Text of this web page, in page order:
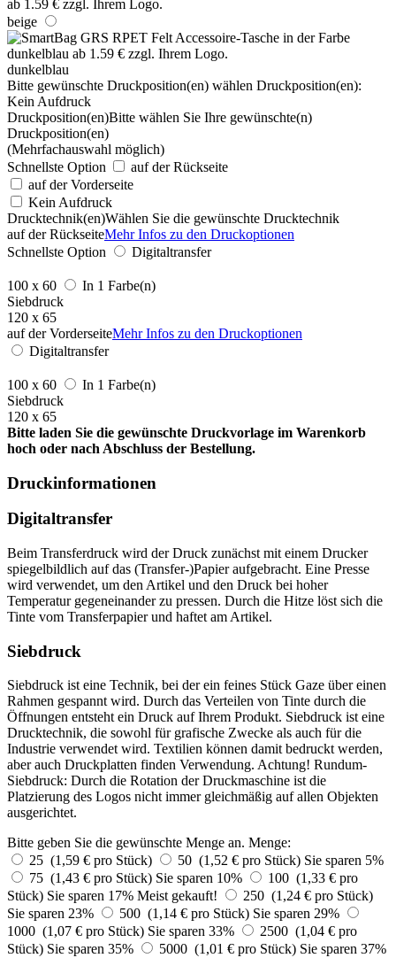
beige
dunkelblau
Bitte gewünschte Druckposition(en) wählen Druckposition(en):
Kein Aufdruck
Druckposition(en)Bitte wählen Sie Ihre gewünschte(n)
Druckposition(en)
(Mehrfachauswahl möglich)
Schnellste Option
auf der Rückseite
auf der Vorderseite
Kein Aufdruck
Drucktechnik(en)Wählen Sie die gewünschte Drucktechnik
auf der RückseiteMehr Infos zu den Druckoptionen
Schnellste Option
Digitaltransfer
100 x 60
In 1 Farbe(n)
Siebdruck
120 x 65
auf der VorderseiteMehr Infos zu den Druckoptionen
Digitaltransfer
100 x 60
In 1 Farbe(n)
Siebdruck
120 x 65
Bitte laden Sie die gewünschte Druckvorlage im Warenkorb
hoch oder nach Abschluss der Bestellung.
Druckinformationen
Digitaltransfer
Beim Transferdruck wird der Druck zunächst mit einem Drucker
spiegelbildlich auf das (Transfer-)Papier aufgebracht. Eine Presse
wird verwendet, um den Artikel und den Druck bei hoher
Temperatur gegeneinander zu pressen. Durch die Hitze löst sich die
Tinte vom Transferpapier und haftet am Artikel.
Siebdruck
Siebdruck ist eine Technik, bei der ein feines Stück Gaze über einen
Rahmen gespannt wird. Durch das Verteilen von Tinte durch die
Öffnungen entsteht ein Druck auf Ihrem Produkt. Siebdruck ist eine
Drucktechnik, die sowohl für grafische Zwecke als auch für die
Industrie verwendet wird. Textilien können damit bedruckt werden,
aber auch Druckplatten finden Verwendung. Achtung! Rundum-
Siebdruck: Durch die Rotation der Druckmaschine ist die
Platzierung des Logos nicht immer gleichmäßig auf allen Objekten
ausgerichtet.
Bitte geben Sie die gewünschte Menge an. Menge:
25 (1,59 € pro Stück)
50 (1,52 € pro Stück) Sie sparen 5%
75 (1,43 € pro Stück) Sie sparen 10%
100 (1,33 € pro
Stück) Sie sparen 17% Meist gekauft!
250 (1,24 € pro Stück)
Sie sparen 23%
500 (1,14 € pro Stück) Sie sparen 29%
1000 (1,07 € pro Stück) Sie sparen 33%
2500 (1,04 € pro
Stück) Sie sparen 35% 5000 (1,01 € pro Stück) Sie sparen 37%